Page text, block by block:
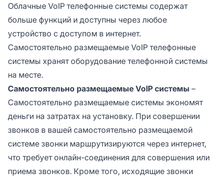
Облачные VoIP телефонные системы содержат
больше функций и доступны через любое
устройство с доступом в интернет.
Самостоятельно размещаемые VoIP телефонные
системы хранят оборудование телефонной системы
на месте.
Самостоятельно размещаемые VoIP системы –
Самостоятельно размещаемые системы экономят
деньги на затратах на установку. При совершении
звонков в вашей самостоятельно размещаемой
системе звонки маршрутизируются через интернет,
что требует онлайн-соединения для совершения или
приема звонков. Кроме того, исходящие звонки